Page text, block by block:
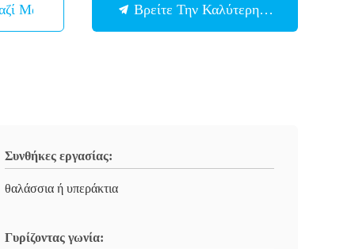
Μας Βρείτε Την Καλύτερη Τιμή
Συνθήκες εργασίας:
θαλάσσια ή υπεράκτια
Γυρίζοντας γωνία: